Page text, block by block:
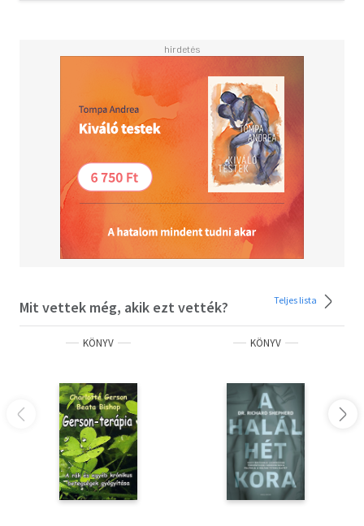
Mit vettek még, akik ezt vették? Teljes lista
KÖNYV KÖNYV